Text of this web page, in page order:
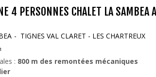
4 PERSONNES CHALET LA SAMBEA
TIGNES VAL CLARET - LES CHARTREUX
: 800 m des remontées mécaniques